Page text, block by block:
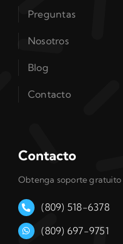
Preguntas
Nosotros
Blog
Contacto
Contacto
Obtenga soporte
(809) 518-6378
(809) 697-9751